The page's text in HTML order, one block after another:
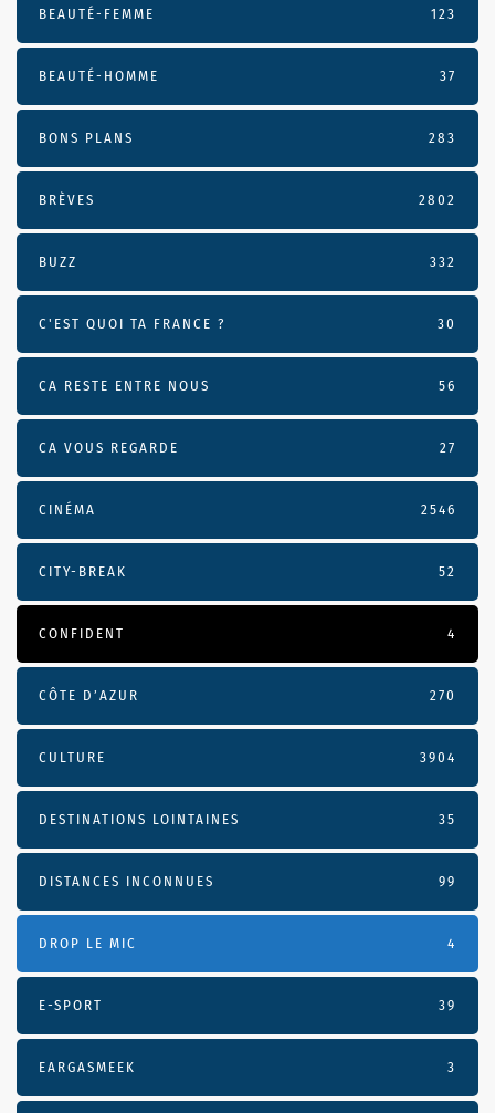
BEAUTÉ-FEMME 123
BEAUTÉ-HOMME 37
BONS PLANS 283
BRÈVES 2802
BUZZ 332
C'EST QUOI TA FRANCE ? 30
CA RESTE ENTRE NOUS 56
CA VOUS REGARDE 27
CINÉMA 2546
CITY-BREAK 52
CONFIDENT 4
CÔTE D’AZUR 270
CULTURE 3904
DESTINATIONS LOINTAINES 35
DISTANCES INCONNUES 99
DROP LE MIC 4
E-SPORT 39
EARGASMEEK 3